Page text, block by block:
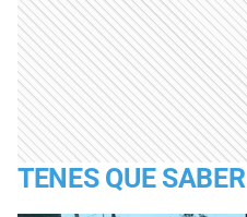
TENES QUE SABER